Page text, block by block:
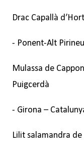
Drac Capallà
- Ponent-Alt Pirineu
Mulassa de
Puigcerdà
- Girona –
Lilit salamandra